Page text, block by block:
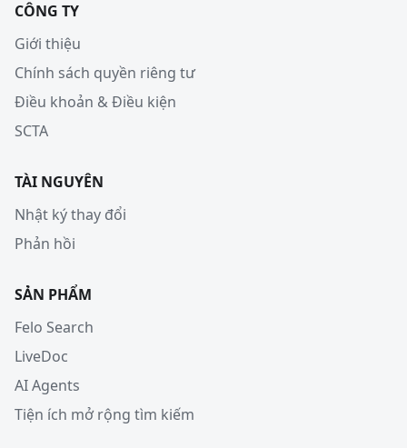
CÔNG TY
Giới thiệu
Chính sách quyền riêng tư
Điều khoản & Điều kiện
SCTA
TÀI NGUYÊN
Nhật ký thay đổi
Phản hồi
SẢN PHẨM
Felo Search
LiveDoc
AI Agents
Tiện ích mở rộng tìm kiếm